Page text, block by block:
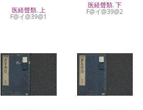
医経聲類. 上
F@イ@39@1
医経聲類. 下
F@イ@39@2